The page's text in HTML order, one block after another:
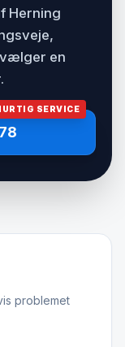
Herning
en
SERVICE
problemet